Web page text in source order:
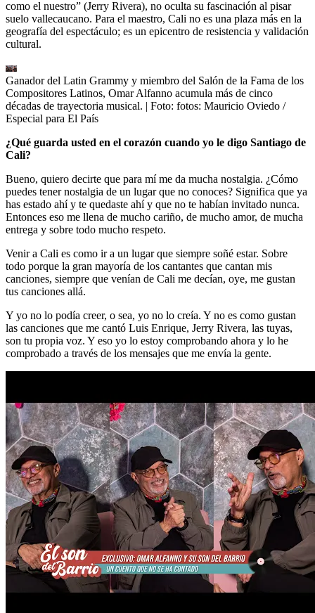
como el nuestro” (Jerry Rivera), no oculta su fascinación al pisar
suelo vallecaucano. Para el maestro, Cali no es una plaza más en la
geografía del espectáculo; es un epicentro de resistencia y validación
cultural.
Ganador del Latin Grammy y miembro del Salón de la Fama de los
Compositores Latinos, Omar Alfanno acumula más de cinco
décadas de trayectoria musical. | Foto: fotos: Mauricio Oviedo /
Especial para El País
¿Qué guarda usted en el corazón cuando yo le digo Santiago de
Cali?
Bueno, quiero decirte que para mí me da mucha nostalgia. ¿Cómo
puedes tener nostalgia de un lugar que no conoces? Significa que ya
has estado ahí y te quedaste ahí y que no te habían invitado nunca.
Entonces eso me llena de mucho cariño, de mucho amor, de mucha
entrega y sobre todo mucho respeto.
Venir a Cali es como ir a un lugar que siempre soñé estar. Sobre
todo porque la gran mayoría de los cantantes que cantan mis
canciones, siempre que venían de Cali me decían, oye, me gustan
tus canciones allá.
Y yo no lo podía creer, o sea, yo no lo creía. Y no es como gustan
las canciones que me cantó Luis Enrique, Jerry Rivera, las tuyas,
son tu propia voz. Y eso yo lo estoy comprobando ahora y lo he
comprobado a través de los mensajes que me envía la gente.